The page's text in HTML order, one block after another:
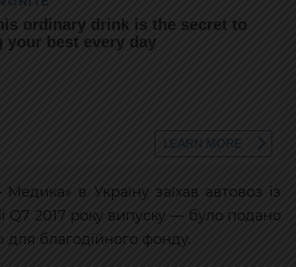
в Україну заїхав автовоз із
2017 року випуску — було подано
благодійного фонду.